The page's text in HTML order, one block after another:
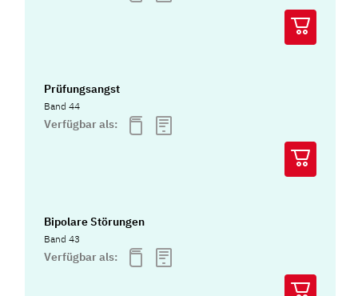
Prüfungsangst
Band 44
Verfügbar als:
Bipolare Störungen
Band 43
Verfügbar als: